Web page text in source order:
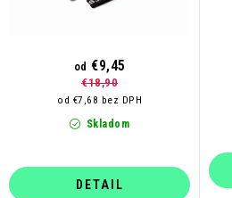
Skladom
od €7,68 bez DPH
od €9,45
€18,90
DETAIL